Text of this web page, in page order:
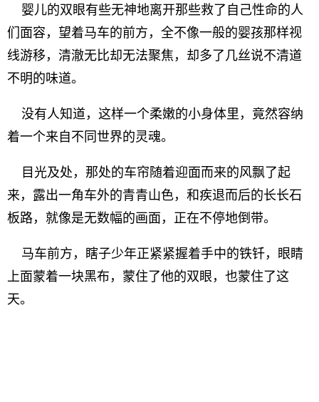
婴儿的双眼有些无神地离开那些救了自己性命的人
们面容，望着马车的前方，全不像一般的婴孩那样视
线游移，清澈无比却无法聚焦，却多了几丝说不清道
不明的味道。
没有人知道，这样一个柔嫩的小身体里，竟然容纳
着一个来自不同世界的灵魂。
目光及处，那处的车帘随着迎面而来的风飘了起
来，露出一角车外的青青山色，和疾退而后的长长石
板路，就像是无数幅的画面，正在不停地倒带。
马车前方，瞎子少年正紧紧握着手中的铁钎，眼睛
上面蒙着一块黑布，蒙住了他的双眼，也蒙住了这
天。